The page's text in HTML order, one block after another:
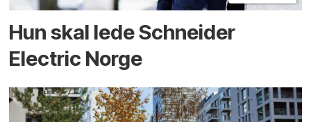
Hun skal lede Schneider
Electric Norge